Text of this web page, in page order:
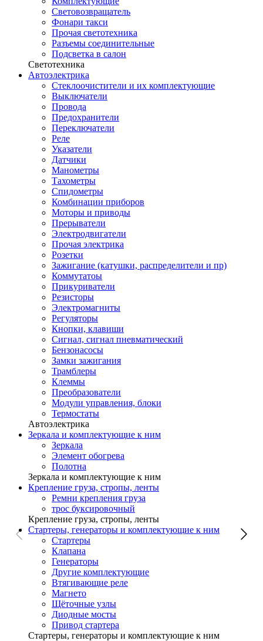
Световозвращатель
Фонари такси
Прочая светотехника
Разъемы соединительные
Подсветка в салон
Светотехника
Автоэлектрика
Стеклоочистители и их комплектующие
Выключатели
Провода
Предохранители
Переключатели
Реле
Указатели
Датчики
Манометры
Тахометры
Спидометры
Комбинации приборов
Моторы и приводы
Прерыватели
Электродвигатели
Прочая электрика
Розетки
Зажигание (катушки, распределители и пр)
Коммутатоы
Прикуриватели
Резисторы
Электромагниты
Регуляторы
Кнопки, клавиши
Сигнал, сигнал пневматический
Бензонасосы
Замки зажигания
Трамблеры
Клеммы
Преобразователи
Модули управления, блоки
Термостаты
Автоэлектрика
Зеркала и комплектующие к ним
Зеркала
Элемент обогрева
Полотна
Зеркала и комплектующие к ним
Крепление груза, стропы, ленты
Ремни крепления груза
трос буксировочный
Крепление груза, стропы, ленты
Стартеры, генераторы и комплектующие к ним
Стартеры
Клапана
Генераторы
Другие комплектующие
Втягивающие реле
Магнето
Щёточные узлы
Диодные мосты
Привод стартера
Стартеры, генераторы и комплектующие к ним